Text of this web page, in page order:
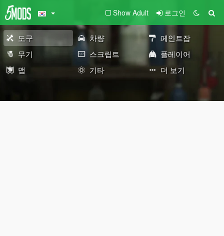
Show Adult 로그인
도구 차량
페인트잡
무기
스크립트
플레이어
맵
기타 더 보기